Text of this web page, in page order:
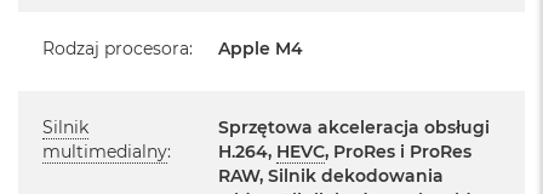
3
a
c
B
Przewód USB‑C do ładowania
Rodzaj procesora: Apple M4
Silnik
multimedialny:
Sprzętowa akceleracja obsługi
H.264, HEVC, ProRes i ProRes
RAW, Silnik dekodowania